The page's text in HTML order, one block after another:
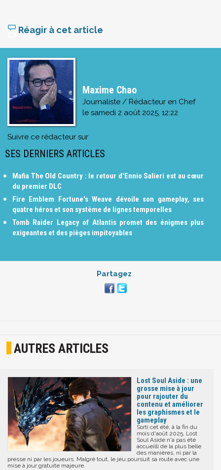
Réagir à cet article
Maxime Chao
Journaliste / Rédacteur en Chef
le samedi 2 août 2025, 12:22
Suivre ce rédacteur sur
SES DERNIERS ARTICLES
Mafia The Old Country : le retour d'Ennio Salieri est au cœur
du premier DLC
Fire Emblem Fortune's Weave dévoile son gameplay, ses
quatre héros et son système de lignes temporelles
Tomb Raider Legacy of Atlantis promet des énigmes plus
exigeantes et des pièges impitoyables
Partagez
AUTRES ARTICLES
Lost Soul Aside : une
grosse mise à jour
pour rajouter du
contenu et améliorer
les graphismes et le
gameplay
Sorti cet été, à la fin du
mois d'août 2025, Lost
Soul Aside n'a pas été
accueilli de la plus belle
des manières, ni par la
presse ni par les joueurs. Malgré tout, le jeu poursuit sa route avec une
mise à jour gratuite majeure.